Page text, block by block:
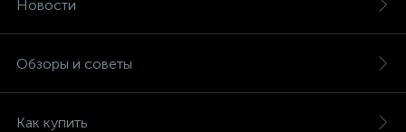
Новости
Обзоры и советы
Как купить